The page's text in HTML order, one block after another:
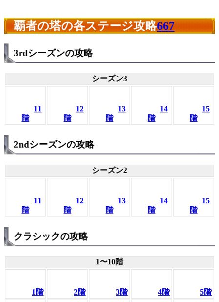
覇者の塔の各ステージ攻略667
3rdシーズンの攻略
シーズン3
11
階
12
階
13
階
14
階
15
階
2ndシーズンの攻略
シーズン2
11
階
12
階
13
階
14
階
15
階
クラシックの攻略
1〜10階
1階 2階 3階 4階 5階